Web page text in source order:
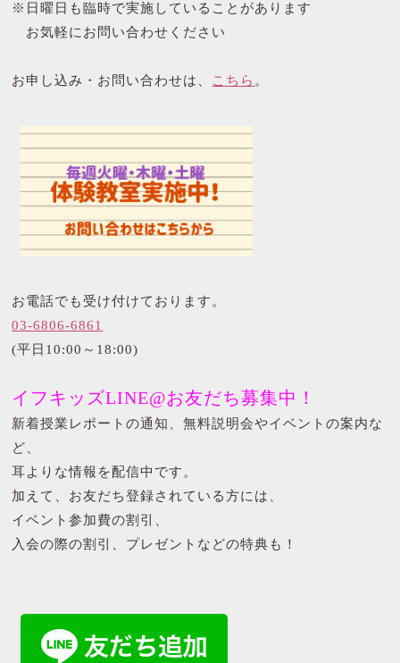
※日曜日も臨時で実施していることがあります
お気軽にお問い合わせください
お申し込み・お問い合わせは、 こちら 。
お電話でも受け付けております。
03-6806-6861
(平日10:00～18:00)
イフキッズLINE@お友だち募集中！
新着授業レポートの通知、無料説明会やイベントの案内な
ど、
耳よりな情報を配信中です。
加えて、お友だち登録されている方には、
イベント参加費の割引、
入会の際の割引、プレゼントなどの特典も！